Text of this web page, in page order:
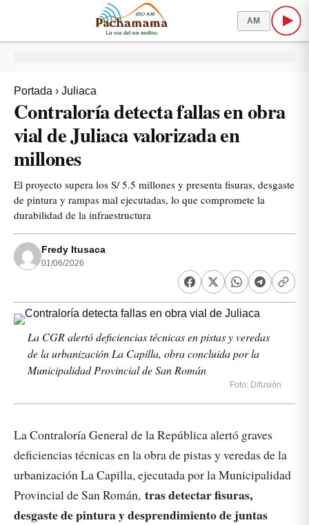
AM
Portada › Juliaca
Contraloría detecta fallas en obra
vial de Juliaca valorizada en
millones
El proyecto supera los S/ 5.5 millones y presenta fisuras, desgaste
de pintura y rampas mal ejecutadas, lo que compromete la
durabilidad de la infraestructura
Fredy Itusaca
01/06/2026
La CGR alertó deficiencias técnicas en pistas y veredas
de la urbanización La Capilla, obra concluida por la
Municipalidad Provincial de San Román
Foto: Difusión
La Contraloría General de la República alertó graves
deficiencias técnicas en la obra de pistas y veredas de la
urbanización La Capilla, ejecutada por la Municipalidad
Provincial de San Román, tras detectar fisuras,
desgaste de pintura y desprendimiento de juntas